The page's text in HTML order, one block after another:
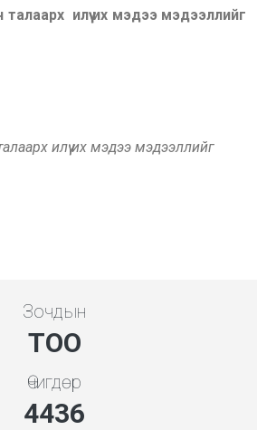
илүү их мэдээ мэдээллийг
илүү их мэдээ мэдээллийг
Зочдын
ТОО
Өчигдөр
4778